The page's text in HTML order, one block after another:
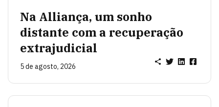
Na Alliança, um sonho
distante com a recuperação
extrajudicial
5 de agosto, 2026